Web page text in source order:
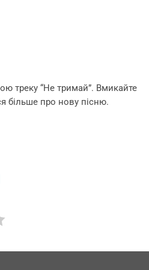
треку “Не тримай”. Вмикайте
більше про нову пісню.